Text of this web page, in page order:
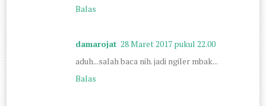
Balas
damarojat 28 Maret 2017 pukul 22.00
aduh...salah baca nih. jadi ngiler mbak...
Balas